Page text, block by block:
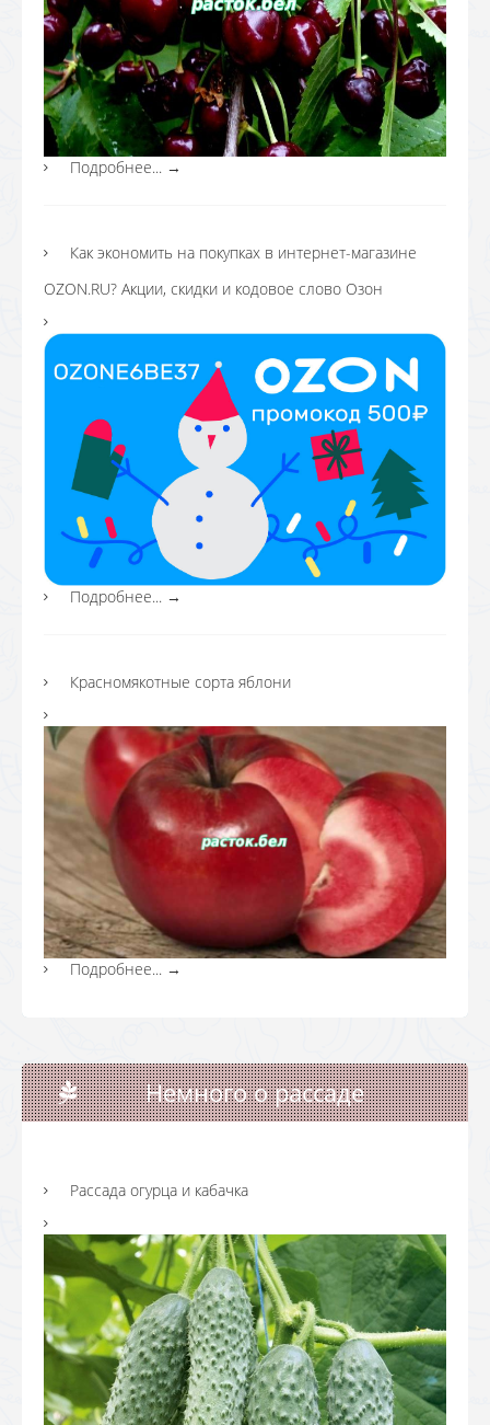
Подробнее... →
Как экономить на покупках в интернет-магазине
OZON.RU? Акции, скидки и кодовое слово Озон
Подробнее... →
Красномякотные сорта яблони
Подробнее... →
Немного о рассаде
Рассада огурца и кабачка